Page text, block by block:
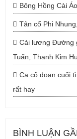
Bông Hồng Cài
Tân cổ Phi
Cải lương Đường
Tuấn, Thanh Kim
Ca cổ đoạn cuối
rất hay
BÌNH LUẬN